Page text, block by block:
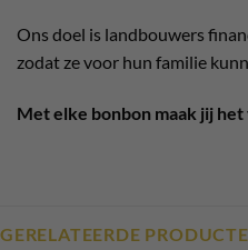
Ons doel is landbouwers
zodat ze voor hun familie
Met elke bonbon maak jij
GERELATEERDE